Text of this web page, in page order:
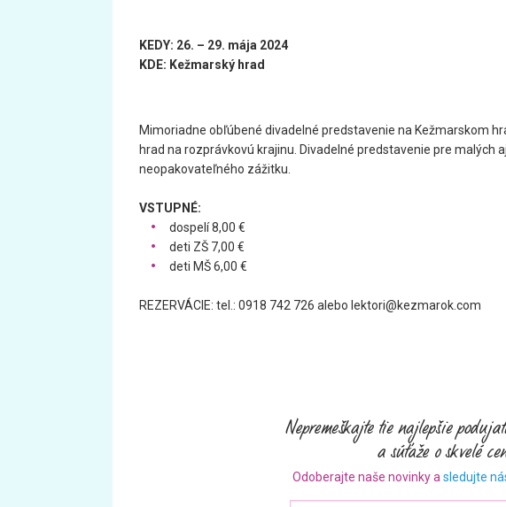
KEDY: 26. – 29. mája 2024
KDE: Kežmarský hrad
Mimoriadne obľúbené divadelné predstavenie na Kežmarskom
hrad na rozprávkovú krajinu. Divadelné predstavenie pre malých
neopakovateľného zážitku.
VSTUPNÉ:
dospelí 8,00 €
deti ZŠ 7,00 €
deti MŠ 6,00 €
REZERVÁCIE: tel.: 0918 742 726 alebo lektori@kezmarok.com
Odoberajte naše novinky a sledujte